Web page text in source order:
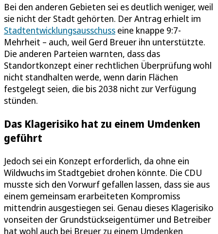
Bei den anderen Gebieten sei es deutlich weniger, weil
sie nicht der Stadt gehörten. Der Antrag erhielt im
Stadtentwicklungsausschuss eine knappe 9:7-
Mehrheit – auch, weil Gerd Breuer ihn unterstützte.
Die anderen Parteien warnten, dass das
Standortkonzept einer rechtlichen Überprüfung wohl
nicht standhalten werde, wenn darin Flächen
festgelegt seien, die bis 2038 nicht zur Verfügung
stünden.
Das Klagerisiko hat zu einem Umdenken
geführt
Jedoch sei ein Konzept erforderlich, da ohne ein
Wildwuchs im Stadtgebiet drohen könnte. Die CDU
musste sich den Vorwurf gefallen lassen, dass sie aus
einem gemeinsam erarbeiteten Kompromiss
mittendrin ausgestiegen sei. Genau dieses Klagerisiko
vonseiten der Grundstückseigentümer und Betreiber
hat wohl auch bei Breuer zu einem Umdenken